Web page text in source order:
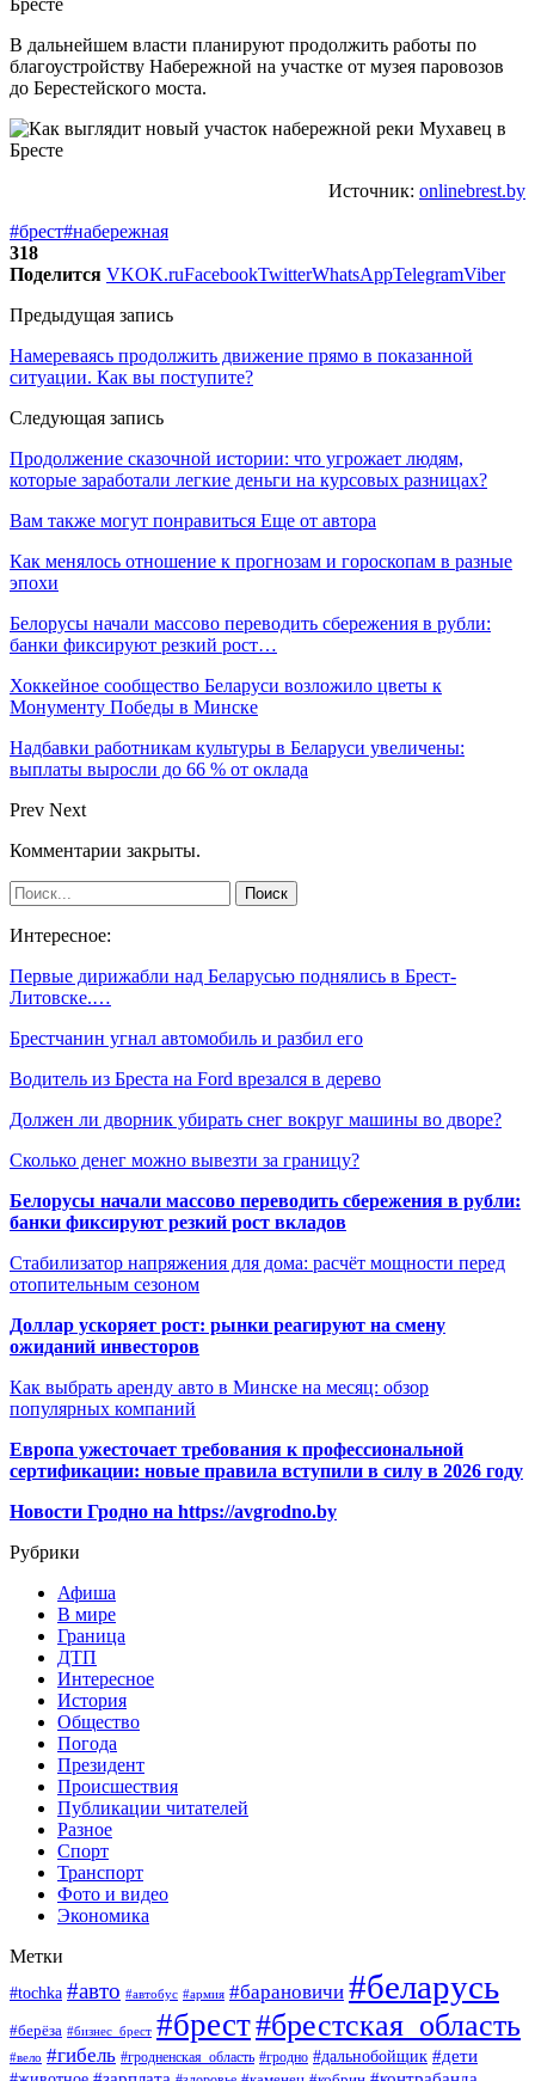
В дальнейшем власти планируют продолжить работы по
благоустройству Набережной на участке от музея паровозов
до Берестейского моста.
Источник: onlinebrest.by
#брест#набережная
318
Поделится VKOK.ruFacebookTwitterWhatsAppTelegramViber
Предыдущая запись
Намереваясь продолжить движение прямо в показанной
ситуации. Как вы поступите?
Следующая запись
Продолжение сказочной истории: что угрожает людям,
которые заработали легкие деньги на курсовых разницах?
Вам также могут понравиться Еще от автора
Как менялось отношение к прогнозам и гороскопам в разные
эпохи
Белорусы начали массово переводить сбережения в рубли:
банки фиксируют резкий рост…
Хоккейное сообщество Беларуси возложило цветы к
Монументу Победы в Минске
Надбавки работникам культуры в Беларуси увеличены:
выплаты выросли до 66 % от оклада
Prev Next
Комментарии закрыты.
Интересное:
Первые дирижабли над Беларусью поднялись в Брест-
Литовске.…
Брестчанин угнал автомобиль и разбил его
Водитель из Бреста на Ford врезался в дерево
Должен ли дворник убирать снег вокруг машины во дворе?
Сколько денег можно вывезти за границу?
Белорусы начали массово переводить сбережения в рубли:
банки фиксируют резкий рост вкладов
Стабилизатор напряжения для дома: расчёт мощности перед
отопительным сезоном
Доллар ускоряет рост: рынки реагируют на смену
ожиданий инвесторов
Как выбрать аренду авто в Минске на месяц: обзор
популярных компаний
Европа ужесточает требования к профессиональной
сертификации: новые правила вступили в силу в 2026 году
Новости Гродно на https://avgrodno.by
Рубрики
Афиша
В мире
Граница
ДТП
Интересное
История
Общество
Погода
Президент
Происшествия
Публикации читателей
Разное
Спорт
Транспорт
Фото и видео
Экономика
Метки
#tochka #авто #автобус #армия #барановичи #беларусь
#берёза #бизнес_брест #брест#брестская_область
#вело #гибель #гродненская_область #гродно #дальнобойщик #дети